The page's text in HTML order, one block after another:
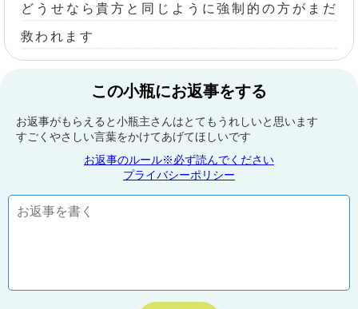
どうせなら貴方と同じように強制的の方がまだ
救われます
この小瓶にお返事をする
お返事がもらえると小瓶主さんはとてもうれしいと思います
すごくやさしい言葉をかけてあげてほしいです
お返事のルール※必ず読んでください
プライバシーポリシー